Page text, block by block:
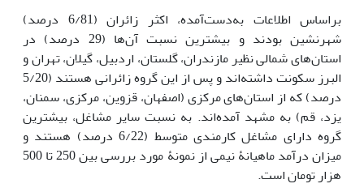
براساس اطلاعات به‌دست‌آمده، اکثر زائران (6/81 درصد)
شهرنشین بودند و بیشترین نسبت آن‌ها (29 درصد) در
استان‌های شمالی نظیر مازندران، گلستان، اردبیل، گیلان، تهران و
البرز سکونت داشته‌اند و پس از این گروه زائرانی هستند (5/20
درصد) که از استان‌های مرکزی (اصفهان، قزوین، مرکزی، سمنان،
یزد، قم) به مشهد آمده‌اند. به نسبت سایر مشاغل، بیشترین
گروه دارای مشاغل کارمندی متوسط (6/22 درصد) هستند و
میزان درآمد ماهیانۀ نیمی از نمونۀ مورد بررسی بین 250 تا 500
هزار تومان است.